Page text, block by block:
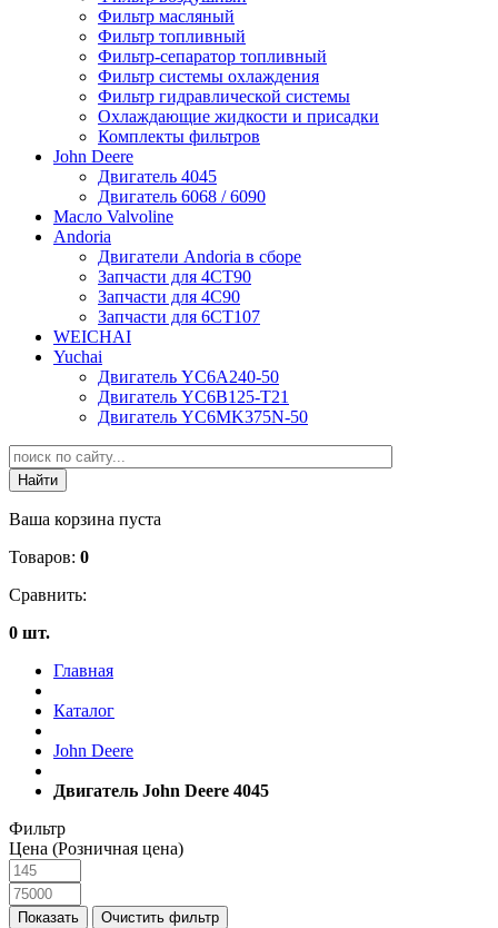
Фильтр масляный
Фильтр топливный
Фильтр-сепаратор топливный
Фильтр системы охлаждения
Фильтр гидравлической системы
Охлаждающие жидкости и присадки
Комплекты фильтров
John Deere
Двигатель 4045
Двигатель 6068 / 6090
Масло Valvoline
Andoria
Двигатели Andoria в сборе
Запчасти для 4CT90
Запчасти для 4С90
Запчасти для 6CT107
WEICHAI
Yuchai
Двигатель YC6A240-50
Двигатель YC6B125-T21
Двигатель YC6MK375N-50
Ваша корзина пуста
Товаров: 0
Сравнить:
0 шт.
Главная
Каталог
John Deere
Двигатель John Deere 4045
Фильтр
Цена (Розничная цена)